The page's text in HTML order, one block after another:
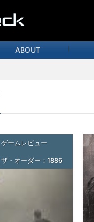
ABOUT
ゲームレビュー
ザ・オーダー：1886